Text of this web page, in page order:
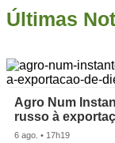
Últimas
Agro Num
russo à
6 ago. • 17h19